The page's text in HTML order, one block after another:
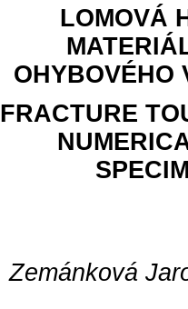
LOMOVÁ
OHYBOVÉHO
FRACTURE
Zemánková